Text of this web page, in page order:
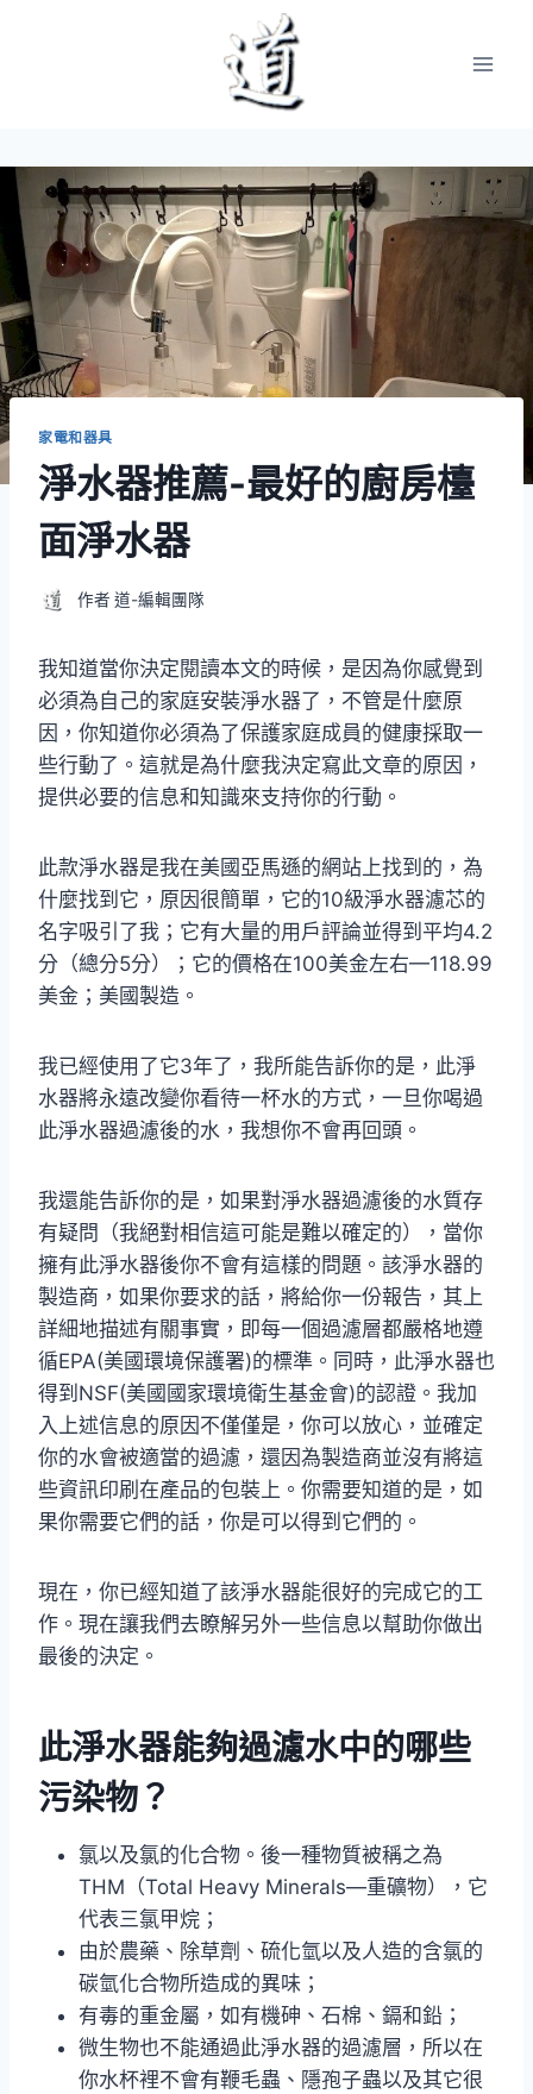
家電和器具
淨水器推薦-最好的廚房檯
面淨水器
作者 道-編輯團隊
我知道當你決定閱讀本文的時候，是因為你感覺到
必須為自己的家庭安裝淨水器了，不管是什麼原
因，你知道你必須為了保護家庭成員的健康採取一
些行動了。這就是為什麼我決定寫此文章的原因，
提供必要的信息和知識來支持你的行動。
此款淨水器是我在美國亞馬遜的網站上找到的，為
什麼找到它，原因很簡單，它的10級淨水器濾芯的
名字吸引了我；它有大量的用戶評論並得到平均4.2
分（總分5分）；它的價格在100美金左右—118.99
美金；美國製造。
我已經使用了它3年了，我所能告訴你的是，此淨
水器將永遠改變你看待一杯水的方式，一旦你喝過
此淨水器過濾後的水，我想你不會再回頭。
我還能告訴你的是，如果對淨水器過濾後的水質存
有疑問（我絕對相信這可能是難以確定的），當你
擁有此淨水器後你不會有這樣的問題。該淨水器的
製造商，如果你要求的話，將給你一份報告，其上
詳細地描述有關事實，即每一個過濾層都嚴格地遵
循EPA(美國環境保護署)的標準。同時，此淨水器也
得到NSF(美國國家環境衛生基金會)的認證。我加
入上述信息的原因不僅僅是，你可以放心，並確定
你的水會被適當的過濾，還因為製造商並沒有將這
些資訊印刷在產品的包裝上。你需要知道的是，如
果你需要它們的話，你是可以得到它們的。
現在，你已經知道了該淨水器能很好的完成它的工
作。現在讓我們去瞭解另外一些信息以幫助你做出
最後的決定。
此淨水器能夠過濾水中的哪些
污染物？
氯以及氯的化合物。後一種物質被稱之為
THM（Total Heavy Minerals—重礦物），它
代表三氯甲烷；
由於農藥、除草劑、硫化氫以及人造的含氯的
碳氫化合物所造成的異味；
有毒的重金屬，如有機砷、石棉、鎘和鉛；
微生物也不能通過此淨水器的過濾層，所以在
你水杯裡不會有鞭毛蟲、隱孢子蟲以及其它很